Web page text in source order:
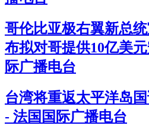
哥伦比亚极右翼新总
布拟对哥提供10亿美
际广播电台
台湾将重返太平洋岛
- 法国国际广播电台